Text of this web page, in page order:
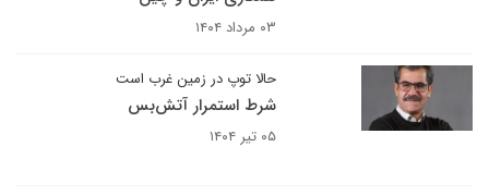
۰۳ مرداد ۱۴۰۴
حالا توپ در زمین غرب است
شرط استمرار آتش‌بس
۰۵ تیر ۱۴۰۴